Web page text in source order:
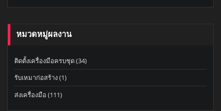
หมวดหมู่ผลงาน
ติดตั้งเครื่องมือครบชุด(34)
รับเหมาก่อสร้าง(1)
ส่งเครื่องมือ (111)